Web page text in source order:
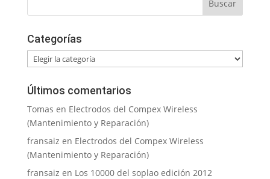
Categorías
Categorías
Últimos comentarios
Tomas en Electrodos del Compex Wireless
(Mantenimiento y Reparación)
fransaiz en Electrodos del Compex Wireless
(Mantenimiento y Reparación)
fransaiz en Los 10000 del soplao edición 2012